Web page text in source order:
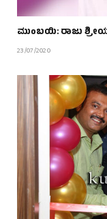
ಮುಂಬಯಿ: ರಾಜು
23/07/2020